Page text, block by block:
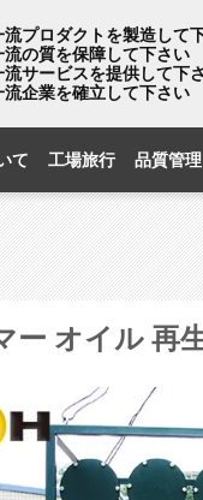
流プロダクトを製造して
流の質を保障して下さい
流サービスを提供して下
流企業を確立して下さい
て 工場旅行 品質管理
ー オイル 再